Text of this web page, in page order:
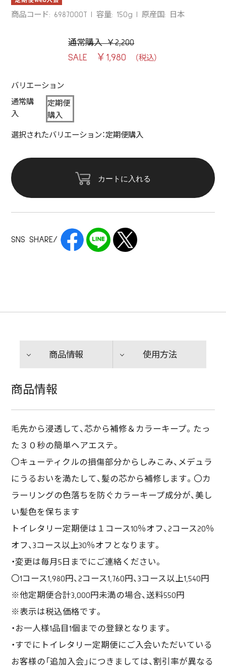
商品コード: 6987000T 容量: 150g 原産国: 日本
通常購入 ￥2,200
￥1,980
バリエーション
通常購
入
定期便
購入
選択されたバリエーション：定期便購入
カートに入れる
SNS SHARE/
商品情報 使用方法
商品情報
毛先から浸透して、芯から補修＆カラーキープ。たっ
た３０秒の簡単ヘアエステ。
〇キューティクルの損傷部分からしみこみ、メデュラ
にうるおいを満たして、髪の芯から補修します。〇カ
ラーリングの色落ちを防ぐカラーキープ成分が、美し
い髪色を保ちます
トイレタリー定期便は１コース10％オフ、2コース20％
オフ、3コース以上30％オフとなります。
・変更は毎月5日までにご連絡ください。
〇1コース1,980円、2コース1,760円、3コース以上1,540円
※他定期便合計3,000円未満の場合、送料550円
※表示は税込価格です。
・お一人様1品目1個までの登録となります。
・すでにトイレタリー定期便にご入会いただいている
お客様の「追加入会」につきましては、割引率が異なる